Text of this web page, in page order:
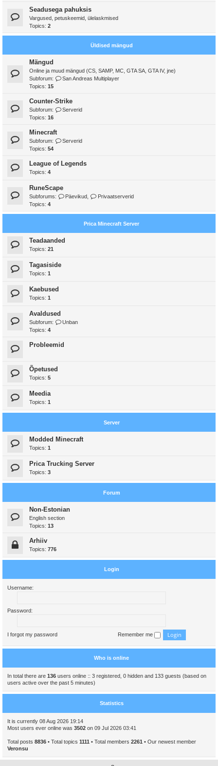
Seadusega pahuksis
Vargused, petuskeemid, ülelaskmised
Topics: 2
Üldised mängud
Mängud
Online ja muud mängud (CS, SAMP, MC, GTA SA, GTA IV, jne)
Subforum:
San Andreas Multiplayer
Topics: 15
Counter-Strike
Subforum:
Serverid
Topics: 16
Minecraft
Subforum:
Serverid
Topics: 54
League of Legends
Topics: 4
RuneScape
Subforums: Päevikud
Privaatserverid
Topics: 4
Prica Minecraft Server
Teadaanded
Topics: 21
Tagasiside
Topics: 1
Kaebused
Topics: 1
Avaldused
Subforum:
Unban
Topics: 4
Probleemid
Õpetused
Topics: 5
Meedia
Topics: 1
Server
Modded Minecraft
Topics: 1
Prica Trucking Server
Topics: 3
Forum
Non-Estonian
English section
Topics: 13
Arhiiv
Topics: 776
Login
Username:
Password:
I forgot my password Remember me
Who is online
In total there are 136 users online :: 3 registered, 0 hidden and 133 guests (based on
users active over the past 5 minutes)
Statistics
It is currently 08 Aug 2026 19:14
Most users ever online was 3502 on 09 Jul 2026 03:41
Total posts 8836 • Total topics 1111 • Total members 2261 • Our newest member
Veronsu